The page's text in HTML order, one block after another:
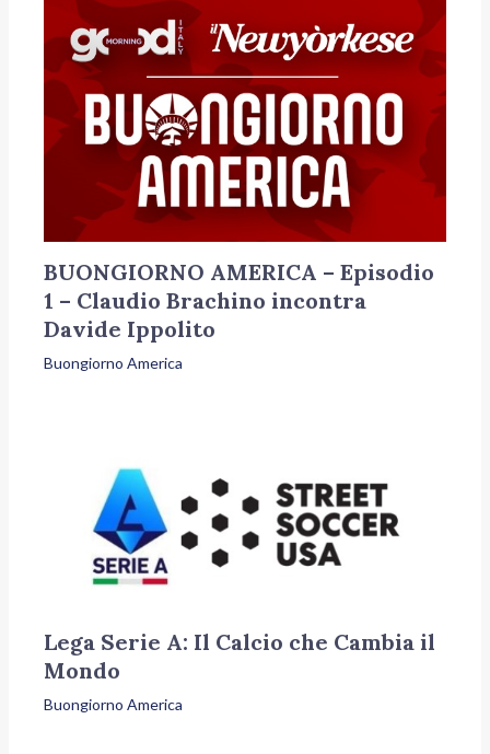
BUONGIORNO AMERICA – Episodio
1 – Claudio Brachino incontra
Davide Ippolito
Buongiorno America
Lega Serie A: Il Calcio che Cambia il
Mondo
Buongiorno America